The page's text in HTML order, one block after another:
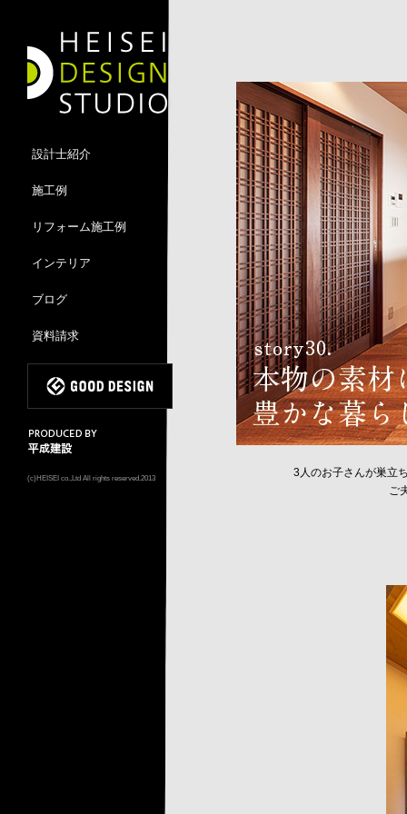
設計士紹介
施工例
リフォーム施工例
インテリア
ブログ
資料請求
(c)HEISEI co.,Ltd All rights reserved.2013
3人のお子さんが巣立
ご